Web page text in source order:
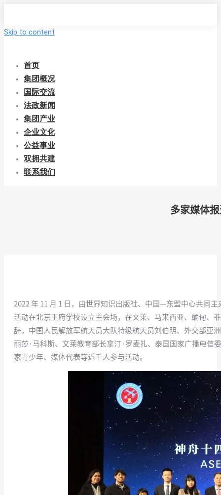
Skip to content
首页
集团概况
国际交流
法政新闻
集团产业
企业文化
公益事业
双拥共建
联系我们
多家媒体
2022 年 11 月 1 日，由世界知识出版社、中国—东盟中心共同
活动在北京王府学校设立主会场，在文莱、马来西亚、缅甸、
辞，中国人民解放军航天员大队特级航天员刘伯明、外交部亚
丽莎·马科斯、文莱教育部长拿汀·罗麦扎、泰国国家广播电信
家青少年、媒体代表等近千人参与活动。